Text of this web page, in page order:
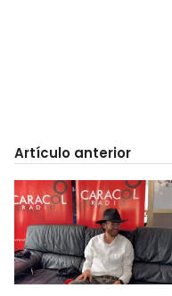
Artículo anterior